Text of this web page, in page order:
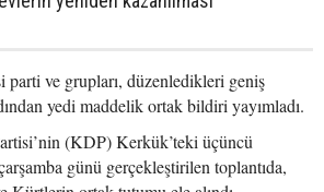
ve grupları, düzenledikleri geniş
yedi maddelik ortak bildiri yayımladı.
(KDP) Kerkük’teki üçüncü
günü gerçekleştirilen toplantıda,